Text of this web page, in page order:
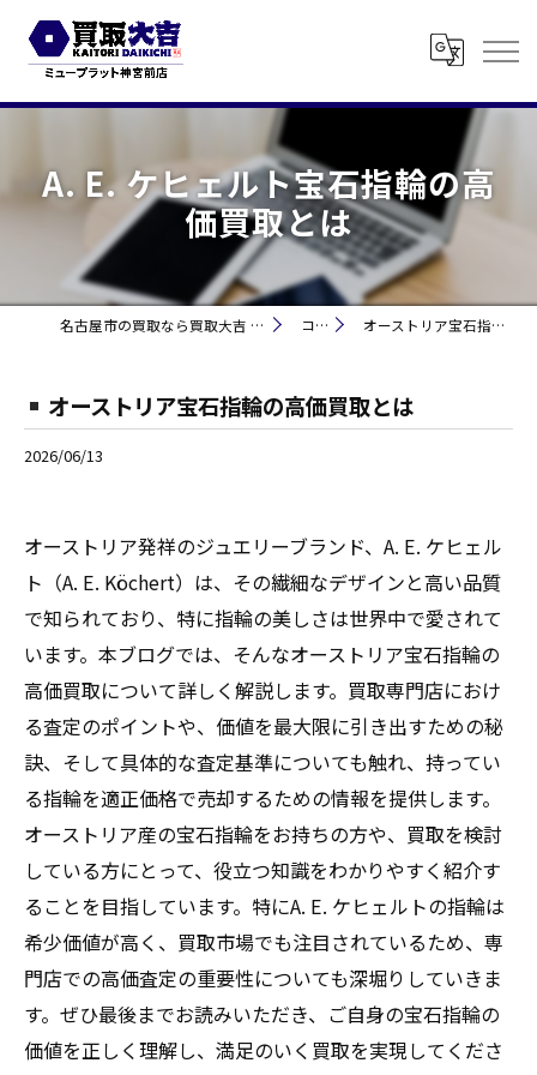
A. E. ケヒェルト宝石指輪の高
価買取とは
名古屋市の買取なら買取大吉 ミュープラット神宮前 コラム オーストリア宝石指輪の高価買取とは
オーストリア宝石指輪の高価買取とは
2026/06/13
オーストリア発祥のジュエリーブランド、A. E. ケヒェル
ト（A. E. Köchert）は、その繊細なデザインと高い品質
で知られており、特に指輪の美しさは世界中で愛されて
います。本ブログでは、そんなオーストリア宝石指輪の
高価買取について詳しく解説します。買取専門店におけ
る査定のポイントや、価値を最大限に引き出すための秘
訣、そして具体的な査定基準についても触れ、持ってい
る指輪を適正価格で売却するための情報を提供します。
オーストリア産の宝石指輪をお持ちの方や、買取を検討
している方にとって、役立つ知識をわかりやすく紹介す
ることを目指しています。特にA. E. ケヒェルトの指輪は
希少価値が高く、買取市場でも注目されているため、専
門店での高価査定の重要性についても深堀りしていきま
す。ぜひ最後までお読みいただき、ご自身の宝石指輪の
価値を正しく理解し、満足のいく買取を実現してくださ